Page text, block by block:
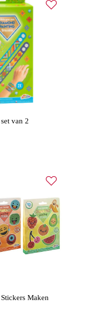
van 2
Maken